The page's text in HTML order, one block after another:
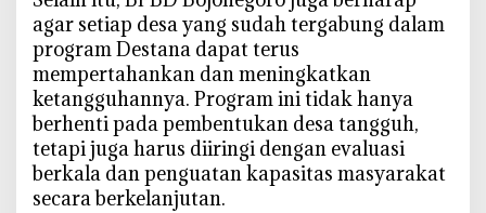
agar setiap desa yang sudah tergabung dalam
program Destana dapat terus
mempertahankan dan meningkatkan
ketangguhannya. Program ini tidak hanya
berhenti pada pembentukan desa tangguh,
tetapi juga harus diiringi dengan evaluasi
berkala dan penguatan kapasitas masyarakat
secara berkelanjutan.